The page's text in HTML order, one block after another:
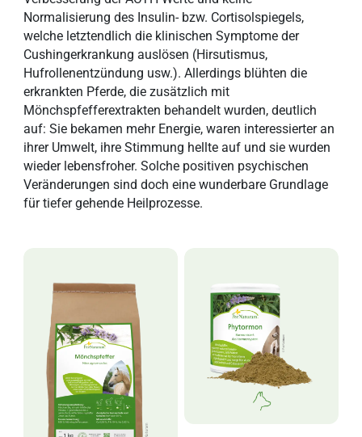
Normalisierung des Insulin- bzw. Cortisolspiegels,
welche letztendlich die klinischen Symptome der
Cushingerkrankung auslösen (Hirsutismus,
Hufrollenentzündung usw.). Allerdings blühten die
erkrankten Pferde, die zusätzlich mit
Mönchspfefferextrakten behandelt wurden, deutlich
auf: Sie bekamen mehr Energie, waren interessierter an
ihrer Umwelt, ihre Stimmung hellte auf und sie wurden
wieder lebensfroher. Solche positiven psychischen
Veränderungen sind doch eine wunderbare Grundlage
für tiefer gehende Heilprozesse.